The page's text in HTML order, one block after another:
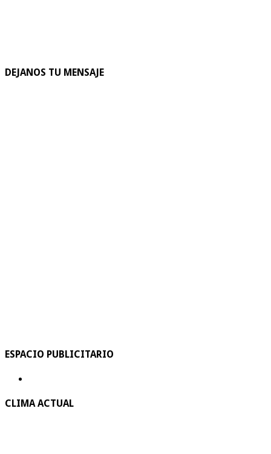
DEJANOS TU MENSAJE
ESPACIO PUBLICITARIO
CLIMA ACTUAL